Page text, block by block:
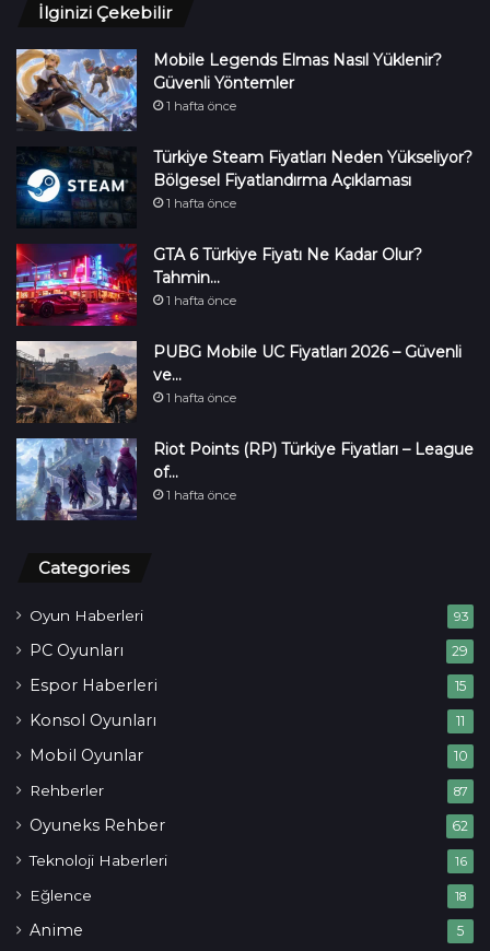
İlginizi Çekebilir
Mobile Legends Elmas Nasıl Yüklenir?
Güvenli Yöntemler
1 hafta önce
Türkiye Steam Fiyatları Neden Yükseliyor?
Bölgesel Fiyatlandırma Açıklaması
1 hafta önce
GTA 6 Türkiye Fiyatı Ne Kadar Olur?
Tahmin…
1 hafta önce
PUBG Mobile UC Fiyatları 2026 – Güvenli
ve…
1 hafta önce
Riot Points (RP) Türkiye Fiyatları – League
of…
1 hafta önce
Categories
Oyun Haberleri 93
PC Oyunları 29
Espor Haberleri 15
Konsol Oyunları 11
Mobil Oyunlar 10
Rehberler 87
Oyuneks Rehber 62
Teknoloji Haberleri 16
Eğlence 18
Anime 5